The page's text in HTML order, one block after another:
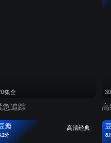
集全
急追踪 高
高清经典
瓣
分